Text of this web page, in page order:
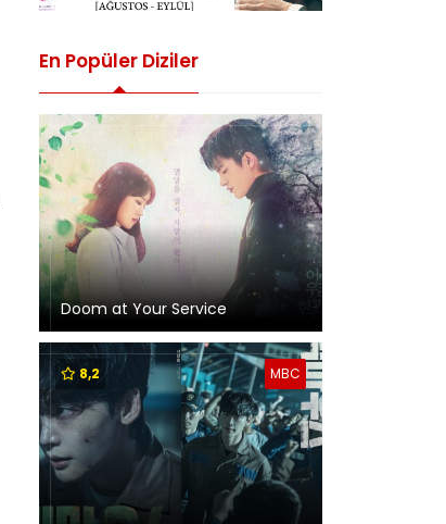
En Popüler Diziler
Doom at Your Service
MBC
8,2